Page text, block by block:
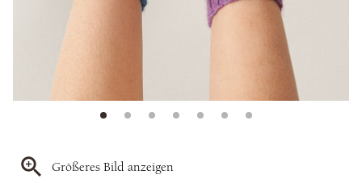
Größeres Bild anzeigen